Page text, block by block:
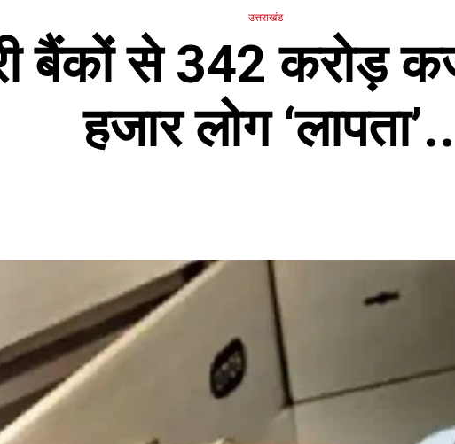
उत्तराखंड
बैंकों से 342 करोड़
हजार लोग ‘लापता’..